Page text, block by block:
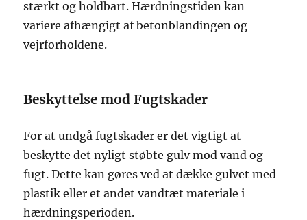
stærkt og holdbart. Hærdningstiden kan
variere afhængigt af betonblandingen og
vejrforholdene.
Beskyttelse mod Fugtskader
For at undgå fugtskader er det vigtigt at
beskytte det nyligt støbte gulv mod vand og
fugt. Dette kan gøres ved at dække gulvet med
plastik eller et andet vandtæt materiale i
hærdningsperioden.